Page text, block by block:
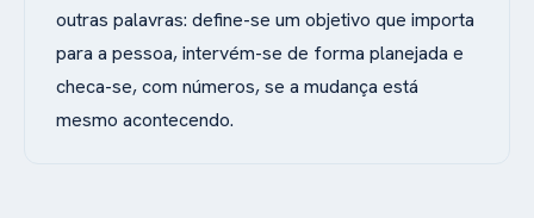
outras palavras: define-se um objetivo que importa
para a pessoa, intervém-se de forma planejada e
checa-se, com números, se a mudança está
mesmo acontecendo.